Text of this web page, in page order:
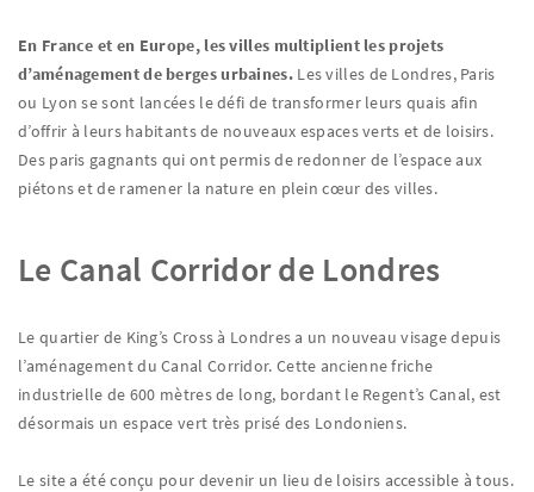
En France et en Europe, les villes multiplient les projets
d’aménagement de berges urbaines. Les villes de Londres, Paris
ou Lyon se sont lancées le défi de transformer leurs quais afin
d’offrir à leurs habitants de nouveaux espaces verts et de loisirs.
Des paris gagnants qui ont permis de redonner de l’espace aux
piétons et de ramener la nature en plein cœur des villes.
Le Canal Corridor de Londres
Le quartier de King’s Cross à Londres a un nouveau visage depuis
l’aménagement du Canal Corridor. Cette ancienne friche
industrielle de 600 mètres de long, bordant le Regent’s Canal, est
désormais un espace vert très prisé des Londoniens.
Le site a été conçu pour devenir un lieu de loisirs accessible à tous.